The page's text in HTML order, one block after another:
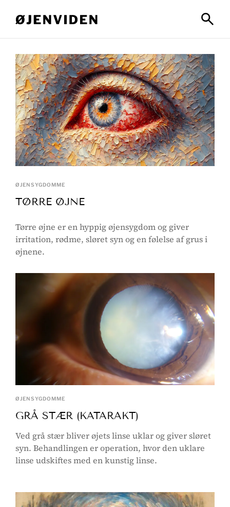
ØJENSYGDOMME
TØRRE ØJNE
Tørre øjne er en hyppig øjensygdom og giver
irritation, rødme, sløret syn og en følelse af grus i
øjnene.
ØJENSYGDOMME
GRÅ STÆR (KATARAKT)
Ved grå stær bliver øjets linse uklar og giver sløret
syn. Behandlingen er operation, hvor den uklare
linse udskiftes med en kunstig linse.